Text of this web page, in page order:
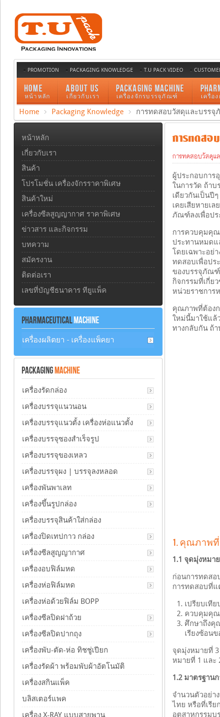
PROMOTION PACKAGING KNOWLEDGE T.U PACK VIDEO
HOME
หน้าหลัก
ABOUT US
เกี่ยวกับเรา
PACKAGING MACHINE
เครื่องจักรบรรจุภัณฑ์ เครื่อ
Home Packaging Knowledge การทดสอบวัสดุและบรร
การทดสอ
การทดสอบวัสดุ
ผู้ประกอบกา
ในการวัด ถ้า
เดียวกันเป็นปี
เคยเสียหายเ
ภัณฑ์ลงเพื่อปร
การควบคุมคุ
ประทานหมดแ
โดยเฉพาะอย่
ทดสอบเพื่อปร
ของบรรจุภัณฑ์
กิจกรรมที่เกี่ย
หน่วยราชการ
คุณภาพที่ต้อง
ใหม่นี้มาใช้แล้
ทางกลับกัน ถ้
1. คุณภาพ
1.1 จุดมุ่งหมาย
ก่อนการทดสอ
การทดสอบที่แ
เปรียบเที
ควบคุมคุณ
ศึกษาถึงคุ
เรียงซ้อน
จุดมุ่งหมายที่
หมายที่ 1 และ
1.2 มาตรฐาน
จำนวนตัวอย่า
ไทย หรือที่เรี
อุตสาหกรรมบ
หน้าหลัก
เกี่ยวกับเรา
สินค้า
โปรโมชั่น เครื่องจักรราคาพิเศษ
สินค้าใหม่
เครื่องซีลสูญญากาศ ราคาพิเศษ
ข่าวสาร และกิจกรรม
บทความ
สมัครงาน
ติดต่อเรา
เลขที่บัญชีธนาคาร ทียูแพ็ค
PHARMACEUTICALMACHINE
เครื่องผลิตยา - เครื่องแพ็คยา
PACKAGING MACHINE
เครื่องรัดกล่อง
เครื่องบรรจุแนวนอน
เครื่องบรรจุแนวตั้ง เครื่องห่อแนวตั้ง
เครื่องบรรจุซองสำเร็จรูป
เครื่องบรรจุของเหลว
เครื่องบรรจุผง | บรรจุลงหลอด
เครื่องพันพาเลท
เครื่องขึ้นรูปกล่อง
เครื่องบรรจุสินค้าใส่กล่อง
เครื่องปิดเทปกาว กล่อง
เครื่องซีลสูญญากาศ
เครื่องอบฟิล์มหด
เครื่องห่อฟิล์มหด
เครื่องห่อด้วยฟิล์ม BOPP
เครื่องซีลปิดฝาถ้วย
เครื่องซีลปิดปากถุง
เครื่องพับ-ตัด-ห่อ ทิชชู่เปียก
เครื่องรัดผ้า พร้อมพับผ้าอัตโนมัติ
เครื่องสกินแพ็ค
บลิสเตอร์แพค
เครื่อง X-RAY แบบสายพาน